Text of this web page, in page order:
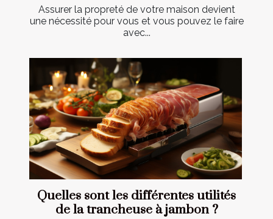
Assurer la propreté de votre maison devient
une nécessité pour vous et vous pouvez le faire
avec...
Quelles sont les différentes utilités
de la trancheuse à jambon ?